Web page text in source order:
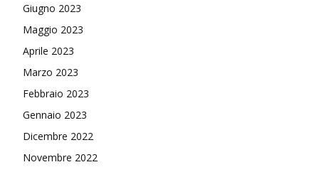
Giugno 2023
Maggio 2023
Aprile 2023
Marzo 2023
Febbraio 2023
Gennaio 2023
Dicembre 2022
Novembre 2022